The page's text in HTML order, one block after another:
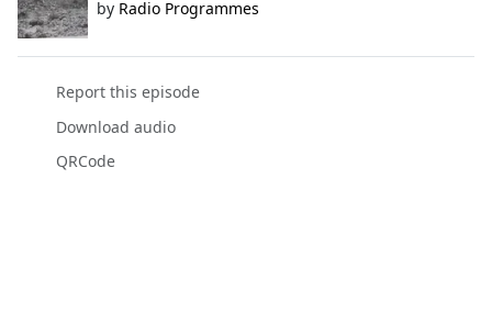
by Radio Programmes
Report this episode
Download audio
QRCode